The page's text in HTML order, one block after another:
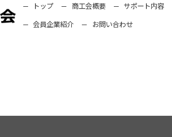
トップ 商工会概要 サポート内容
会員企業紹介
お問い合わせ